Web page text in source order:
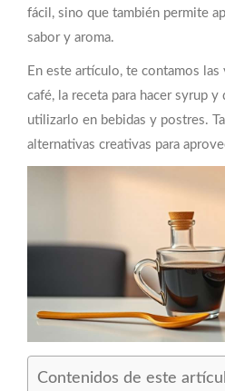
fácil, sino que también permite
sabor y aroma.
En este artículo, te contamos las
café, la receta para hacer syrup y
utilizarlo en bebidas y postres.
alternativas creativas para
Contenidos de este